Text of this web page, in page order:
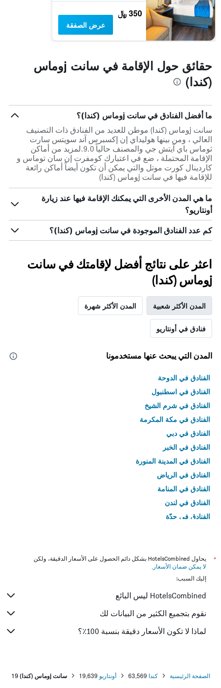
350 ﷼
عرض الصفقة
حقائق حول الإقامة في سانت jوماس
(كندا)
ما أفضل الفنادق في سانت jوماس (كندا)؟
سانت jوماس (كندا) موطن للعديد من الفنادق ذات التصنيف
العالي ، ومن بينها هوليداي إن إكسبرس آند سويتس سارت
ثوماس باي آيتش جي والمصنف حالياً 9.0.لمزيد من أماكن
الإقامة المحتملة ، ضع في اعتبارك كومفرت إن سان توماس و
كاردينال كورت موتل والتي يمكن أن تكون أيضاً أماكن رائعة
للإقامة فيها في سانت jوماس (كندا)
ما هي المدن الأخرى التي يمكنك الإقامة فيها عند زيارة
أونتاريو؟
كم عدد الفنادق الموجودة في سانت jوماس (كندا)؟
اعثر على نتائج أفضل لإقامتك في سانت
jوماس (كندا)
المدن الأكثر شعبية المدن الأكثر شهرة
فنادق في أونتاريو
المدن التي يبحث عنها مستخدمونا
الفنادق في الدوحة
الفنادق في اسطنبول
الفنادق في شرم الشيخ
الفنادق في مكة المكرمة
الفنادق في دبي
الفنادق في الخبر
الفنادق في المدينة المنورة
الفنادق في الرياض
الفنادق في المنامة
الفنادق في لندن
الفنادق في جدّة
*
يحاول HotelsCombined بشكل دائم الحصول على الأسعار الدقيقة، ولكن
لا يمكن ضمان الأسعار .
إليك السبب:
HotelsCombined ليس البائع
نقوم بتجميع الكثير من البيانات لك
لماذا لا تكون الأسعار دقيقة بنسبة 100٪؟
الصفحة الرئيسية كندا 63,569 أونتاريو 19,639 سانت jوماس (كندا) 19